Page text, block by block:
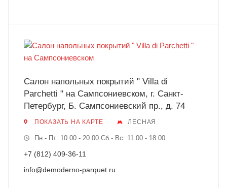
Салон напольных покрытий " Villa di
Parchetti " на Сампсониевском, г. Санкт-
Петербург, Б. Сампсониевский пр., д. 74
ПОКАЗАТЬ НА КАРТЕ ЛЕСНАЯ
Пн - Пт: 10.00 - 20.00 Сб - Вс: 11.00 - 18.00
+7 (812) 409-36-11
info@demoderno-parquet.ru